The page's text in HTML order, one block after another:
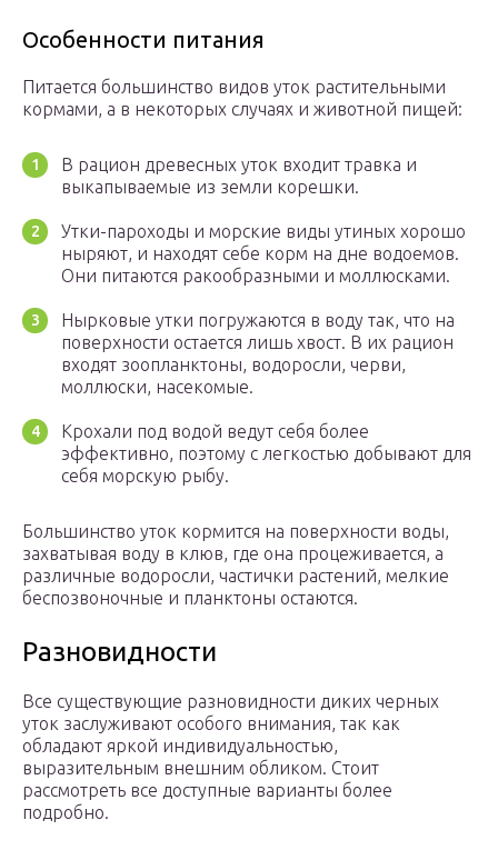
Особенности питания
Питается большинство видов уток растительными
кормами, а в некоторых случаях и животной пищей:
В рацион древесных уток входит травка и
выкапываемые из земли корешки.
Утки-пароходы и морские виды утиных хорошо
ныряют, и находят себе корм на дне водоемов.
Они питаются ракообразными и моллюсками.
Нырковые утки погружаются в воду так, что на
поверхности остается лишь хвост. В их рацион
входят зоопланктоны, водоросли, черви,
моллюски, насекомые.
Крохали под водой ведут себя более
эффективно, поэтому с легкостью добывают для
себя морскую рыбу.
Большинство уток кормится на поверхности воды,
захватывая воду в клюв, где она процеживается, а
различные водоросли, частички растений, мелкие
беспозвоночные и планктоны остаются.
Разновидности
Все существующие разновидности диких черных
уток заслуживают особого внимания, так как
обладают яркой индивидуальностью,
выразительным внешним обликом. Стоит
рассмотреть все доступные варианты более
подробно.